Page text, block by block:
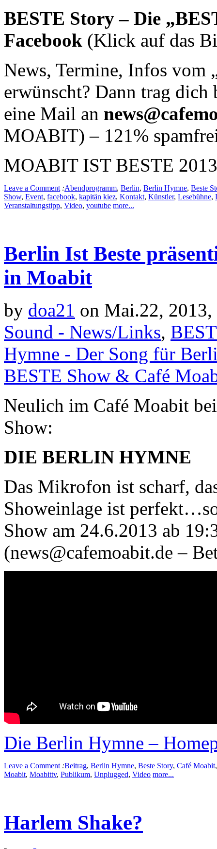
BESTE Story – Die
Facebook (Klick auf das
News, Termine, Infos vom
erwünscht? Dann trag
eine Mail an
MOABIT) – 121%
MOABIT IST BESTE 2013
Leave a Comment :Abendprogramm, Berlin, Berlin Hymne, Beste
Show, Event, facebook, kapitän kiez, Kontakt, Künstler, Lesebühne,
Veranstaltungstipp, Video, youtube more...
Berlin Ist Beste
in Moabit
by doa21 on Mai.22,
Sound - News/Links,
Hymne - Der Song für
BESTE Show & Café
Neulich im Café Moabit
Show:
DIE BERLIN HYMNE
Das Mikrofon ist scharf,
Showeinlage ist
Show am 24.6.2013 ab
(news@cafemoabit.de –
Die Berlin Hymne –
Leave a Comment :Beitrag, Berlin Hymne, Beste Story, Café Moabit
Moabit, Moabittv, Publikum, Unplugged, Video more...
Harlem Shake?